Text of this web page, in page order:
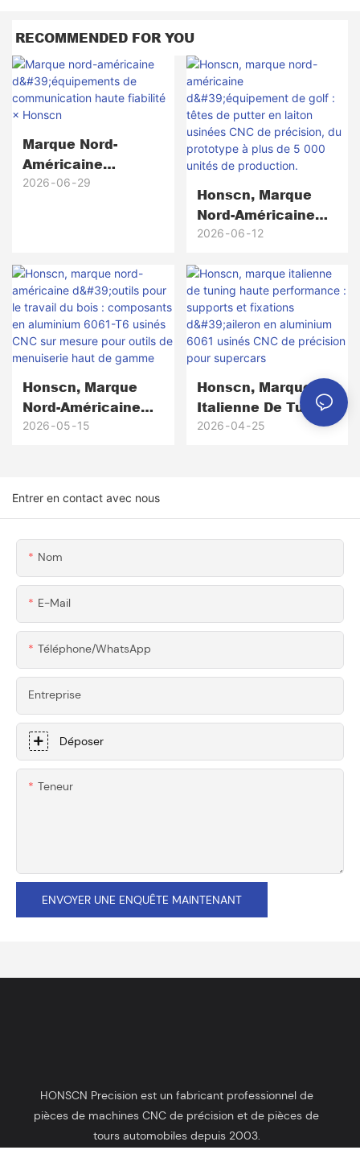
RECOMMENDED FOR YOU
Marque Nord-
Américaine
D'équipements De
2026 06 29
Honscn, Marque
Nord-Américaine
D'équipement De
Putter En Laiton
Usinées CNC De
Précision, Du
Prototype À Plus
De 5 000 Unités De
2026 06 12
Honscn, Marque
Nord-Américaine
D'outils Pour Le
Usinés CNC Sur
2026 05 15
Honscn, Marque
Italienne De Tuning
Haute
2026 04 25
Entrer en contact avec nous
Nom
E-Mail
Téléphone/WhatsApp
Entreprise
Déposer
Teneur
ENVOYER UNE ENQUÊTE MAINTENANT
HONSCN Precision est un fabricant professionnel de
pièces de machines CNC de précision et de pièces de
tours automobiles depuis 2003.